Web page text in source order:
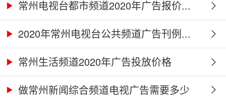
常州电视台都市频道2020年广告报价...
2020年常州电视台公共频道广告刊例...
常州生活频道2020年广告投放价格
做常州新闻综合频道电视广告需要多少